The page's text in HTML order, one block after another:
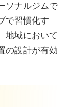
ソナルジムで
で習慣化す
地域において
の設計が有効